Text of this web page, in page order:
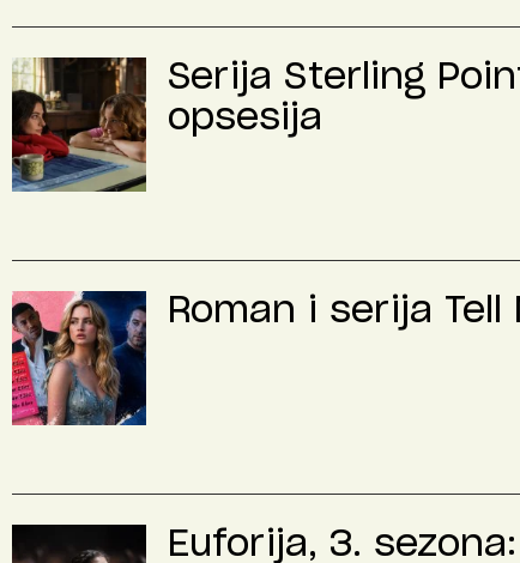
Serija Sterling
opsesija
Roman i serija
Euforija, 3.